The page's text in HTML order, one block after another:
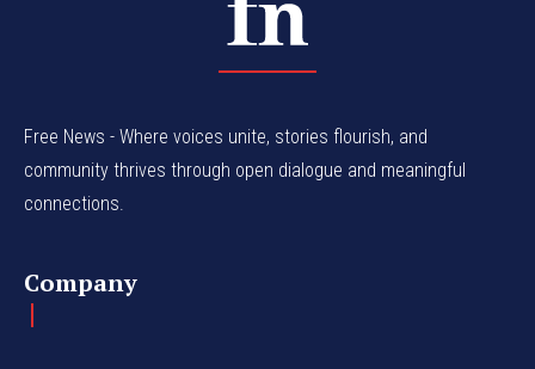
Free News - Where voices unite, stories flourish, and
community thrives through open dialogue and meaningful
connections.
Company